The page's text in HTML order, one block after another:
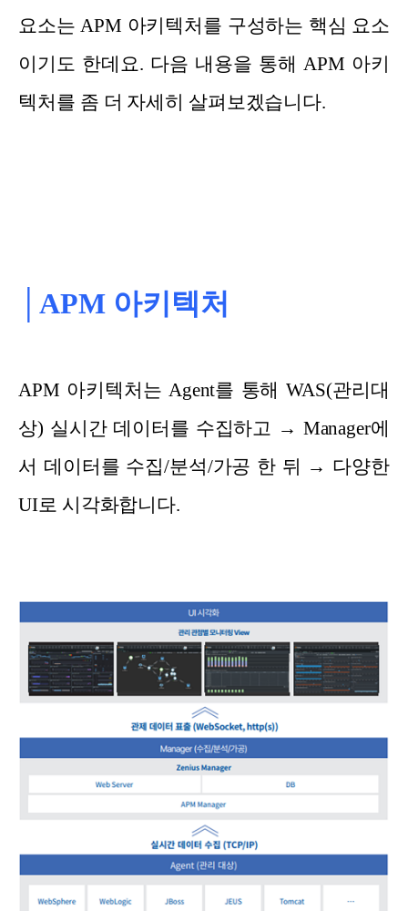
요소는 APM 아키텍처를 구성하는 핵심 요소
이기도 한데요. 다음 내용을 통해 APM 아키
텍처를 좀 더 자세히 살펴보겠습니다.
│APM 아키텍처
APM 아키텍처는 Agent를 통해 WAS(관리대
상) 실시간 데이터를 수집하고 → Manager에
서 데이터를 수집/분석/가공 한 뒤 → 다양한
UI로 시각화합니다.